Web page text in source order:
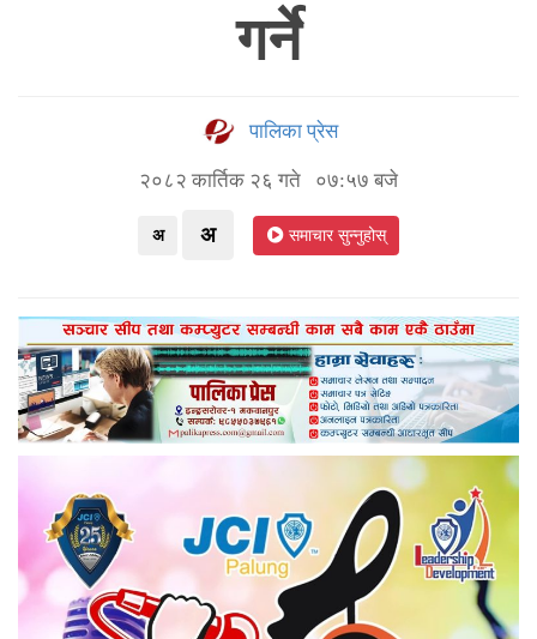
गर्ने
पालिका प्रेस
२०८२ कार्तिक २६ गते ०७:५७ बजे
अ अ समाचार सुन्नुहोस्